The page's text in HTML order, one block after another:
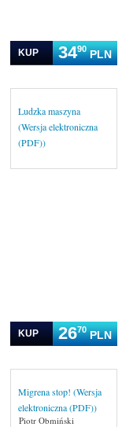
KUP 3490PLN
Ludzka maszyna
(Wersja elektroniczna
(PDF))
KUP 2670PLN
Migrena stop! (Wersja
elektroniczna (PDF))
Piotr Obmiński